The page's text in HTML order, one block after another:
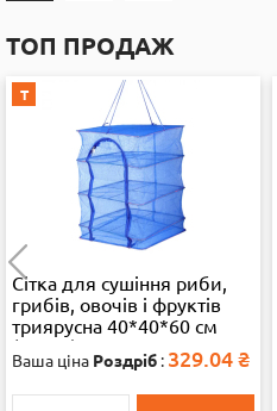
ТОП ПРОДАЖ
Т
Сітка для сушіння риби,
грибів, овочів і фруктів
триярусна 50*50*75 см
велика (35892)
Ваша ціна Роздріб : 344.71 ₴